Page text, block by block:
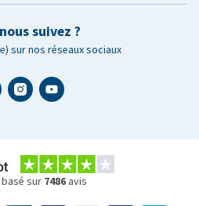
suivez ?
sur nos réseaux sociaux
sur 7486 avis